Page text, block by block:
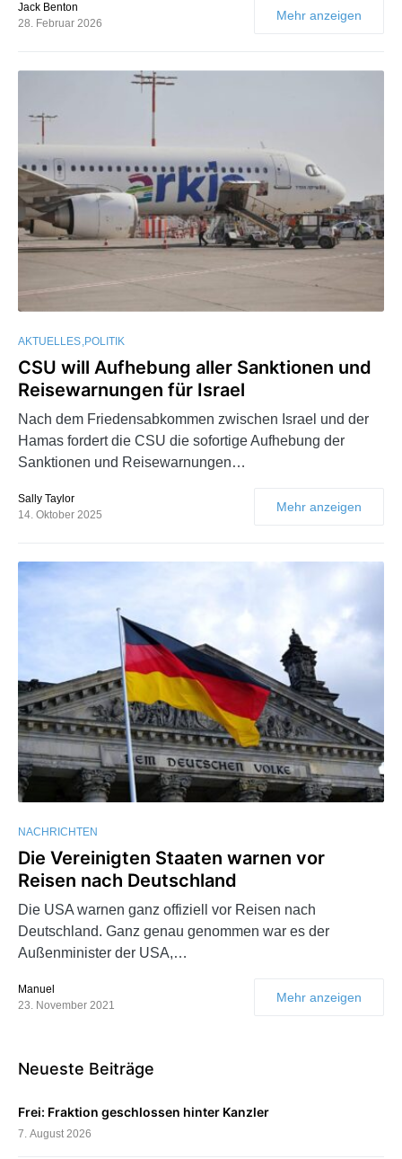
Jack Benton
28. Februar 2026
Mehr anzeigen
AKTUELLES POLITIK
CSU will Aufhebung aller Sanktionen und
Reisewarnungen für Israel
Nach dem Friedensabkommen zwischen Israel und der
Hamas fordert die CSU die sofortige Aufhebung der
Sanktionen und Reisewarnungen…
Sally Taylor
14. Oktober 2025
Mehr anzeigen
NACHRICHTEN
Die Vereinigten Staaten warnen vor
Reisen nach Deutschland
Die USA warnen ganz offiziell vor Reisen nach
Deutschland. Ganz genau genommen war es der
Außenminister der USA,…
Manuel
23. November 2021
Mehr anzeigen
Neueste Beiträge
Frei: Fraktion geschlossen hinter Kanzler
7. August 2026